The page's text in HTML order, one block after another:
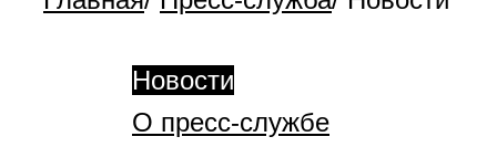
Новости
О пресс-службе